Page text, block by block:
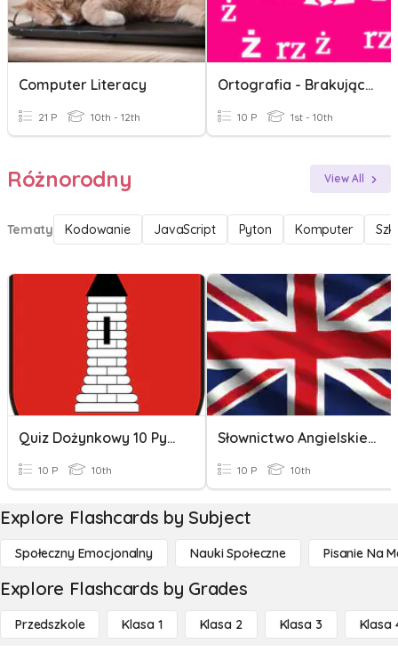
Computer Literacy
21 P 10th - 12th
Ortografia - Brakujące Litery
10 P 1st - 10th
Różnorodny View All
Tematy Kodowanie JavaScript Pyton Komputer
Quiz Dożynkowy 10 Pytań
10 P 10th
Słownictwo Angielskie Związane Z Edukacją
10 P 10th
Explore Flashcards by Subject
Społeczny Emocjonalny Nauki Społeczne Pisanie Na
Explore Flashcards by Grades
Przedszkole Klasa 1 Klasa 2 Klasa 3 Klasa